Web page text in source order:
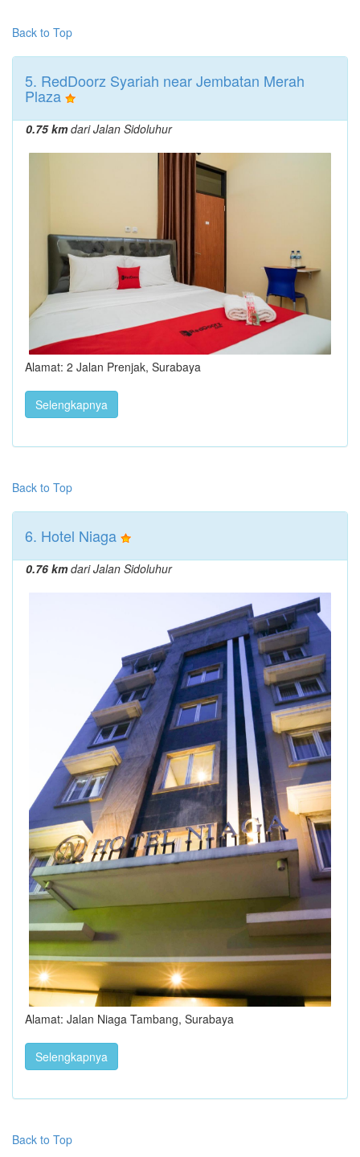
Back to Top
5. RedDoorz Syariah near Jembatan Merah
Plaza
0.75 kmdari Jalan Sidoluhur
Alamat: 2 Jalan Prenjak, Surabaya
Selengkapnya
Back to Top
6. Hotel Niaga
0.76 kmdari Jalan Sidoluhur
Alamat: Jalan Niaga Tambang, Surabaya
Selengkapnya
Back to Top